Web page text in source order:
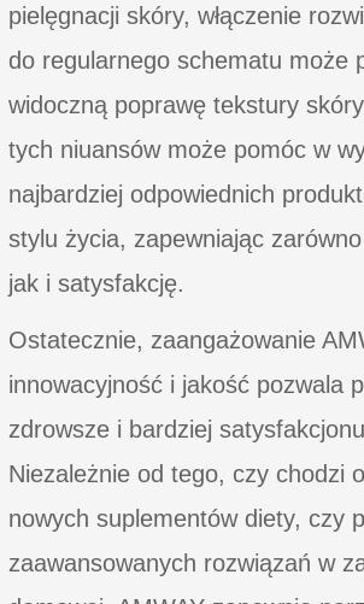
pielęgnacji skóry, włączenie
do regularnego schematu może
widoczną poprawę tekstury
tych niuansów może pomóc w
najbardziej odpowiednich
stylu życia, zapewniając
jak i satysfakcję.
Ostatecznie, zaangażowanie
innowacyjność i jakość pozwala
zdrowsze i bardziej
Niezależnie od tego, czy chodzi
nowych suplementów diety, czy
zaawansowanych rozwiązań w